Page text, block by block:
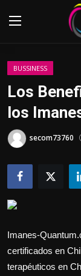
Login
Advertisement
Trending News
Bussiness
BUSSINESS
Los
los
secom73760
Imanes-
certificados en
terapéuticos en